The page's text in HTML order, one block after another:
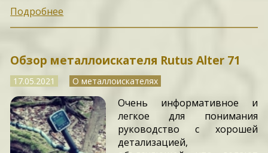
Подробнее
Обзор металлоискателя Rutus Alter 71
17.05.2021 О металлоискателях
Очень информативное и
легкое для понимания
руководство с хорошей
детализацией,